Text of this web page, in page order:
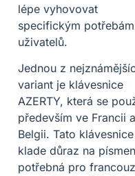
lépe vyhovovat
specifickým potřebám
uživatelů.
Jednou z
variant je klávesnice
AZERTY, která se
především ve Francii a
Belgii. Tato klávesnice
klade důraz na
potřebná pro